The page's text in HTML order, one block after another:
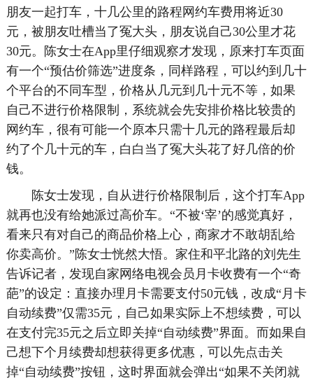
朋友一起打车，十几公里的路程网约车费用将近30
元，被朋友吐槽当了冤大头，朋友说自己30公里才花
30元。陈女士在App里仔细观察才发现，原来打车页面
有一个“预估价筛选”进度条，同样路程，可以约到几十
个平台的不同车型，价格从几元到几十元不等，如果
自己不进行价格限制，系统就会先安排价格比较贵的
网约车，很有可能一个原本只需十几元的路程最后却
约了个几十元的车，白白当了冤大头花了好几倍的价
钱。
陈女士发现，自从进行价格限制后，这个打车App
就再也没有给她派过高价车。“不被‘宰’的感觉真好，
看来只有对自己的商品价格上心，商家才不敢胡乱给
你卖高价。”陈女士恍然大悟。家住和平北路的刘先生
告诉记者，发现自家网络电视会员月卡收费有一个“奇
葩”的设定：直接办理月卡需要支付50元钱，改成“月卡
自动续费”仅需35元，自己如果实际上不想续费，可以
在支付完35元之后立即关掉“自动续费”界面。而如果自
己想下个月续费却想获得更多优惠，可以先点击关
掉“自动续费”按钮，这时界面就会弹出“如果不关闭就